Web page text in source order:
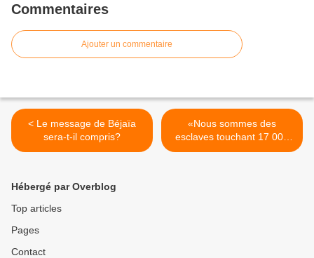
Commentaires
Ajouter un commentaire
< Le message de Béjaïa
sera-t-il compris?
«Nous sommes des
esclaves touchant 17 000
DA par mois». >
Hébergé par Overblog
Top articles
Pages
Contact